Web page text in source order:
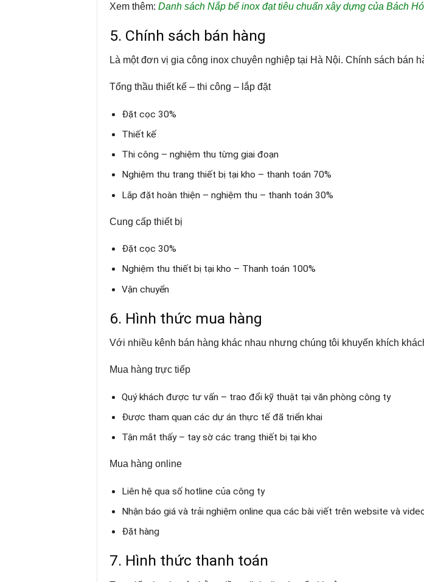
Xem thêm: Danh sách Nắp bể inox đạt tiêu chuẩn xây dựng của Bách
5. Chính sách bán hàng
Là một đơn vị gia công inox chuyên nghiệp tại Hà Nội. Chính sách bán
Tổng thầu thiết kế – thi công – lắp đặt
Đặt cọc 30%
Thiết kế
Thi công – nghiệm thu từng giai đoạn
Nghiệm thu trang thiết bị tại kho – thanh toán 70%
Lắp đặt hoàn thiện – nghiệm thu – thanh toán 30%
Cung cấp thiết bị
Đặt cọc 30%
Nghiệm thu thiết bị tại kho – Thanh toán 100%
Vận chuyển
6. Hình thức mua hàng
Với nhiều kênh bán hàng khác nhau nhưng chúng tôi khuyến khích
Mua hàng trực tiếp
Quý khách được tư vấn – trao đổi kỹ thuật tại văn phòng công ty
Được tham quan các dự án thực tế đã triển khai
Tận mắt thấy – tay sờ các trang thiết bị tại kho
Mua hàng online
Liên hệ qua số hotline của công ty
Nhận báo giá và trải nghiệm online qua các bài viết trên website và
Đặt hàng
7. Hình thức thanh toán